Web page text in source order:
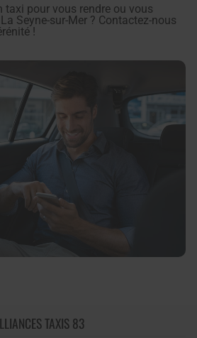
taxi pour vous rendre ou vous
Seyne-sur-Mer ? Contactez-nous
!
TAXIS 83